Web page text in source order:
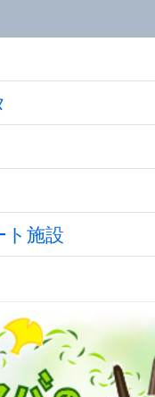
ト施設